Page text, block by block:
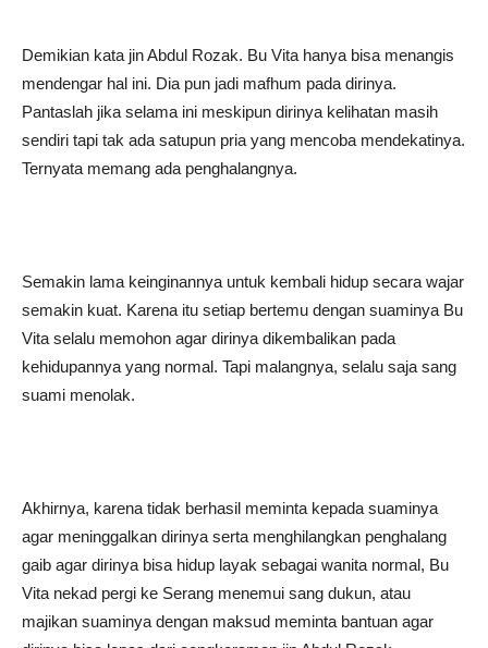
Demikian kata jin Abdul Rozak. Bu Vita hanya bisa menangis
mendengar hal ini. Dia pun jadi mafhum pada dirinya.
Pantaslah jika selama ini meskipun dirinya kelihatan masih
sendiri tapi tak ada satupun pria yang mencoba mendekatinya.
Ternyata memang ada penghalangnya.
Semakin lama keinginannya untuk kembali hidup secara wajar
semakin kuat. Karena itu setiap bertemu dengan suaminya Bu
Vita selalu memohon agar dirinya dikembalikan pada
kehidupannya yang normal. Tapi malangnya, selalu saja sang
suami menolak.
Akhirnya, karena tidak berhasil meminta kepada suaminya
agar meninggalkan dirinya serta menghilangkan penghalang
gaib agar dirinya bisa hidup layak sebagai wanita normal, Bu
Vita nekad pergi ke Serang menemui sang dukun, atau
majikan suaminya dengan maksud meminta bantuan agar